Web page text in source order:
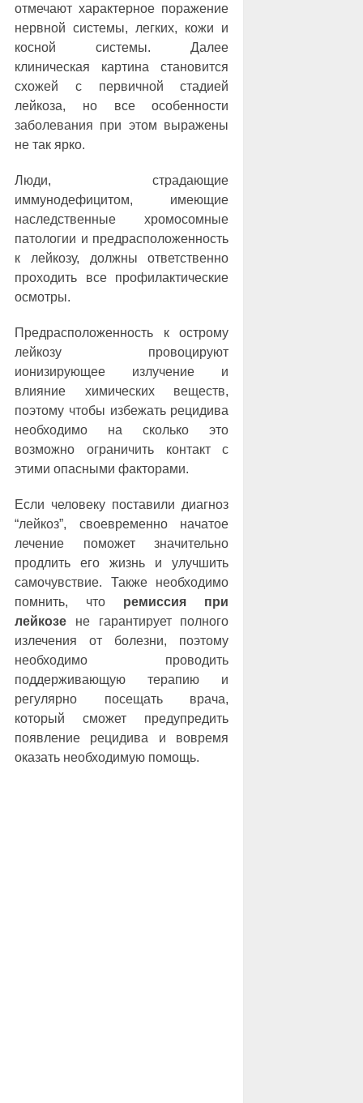
отмечают характерное поражение
нервной системы, легких, кожи и
косной системы. Далее
клиническая картина становится
схожей с первичной стадией
лейкоза, но все особенности
заболевания при этом выражены
не так ярко.
Люди, страдающие
иммунодефицитом, имеющие
наследственные хромосомные
патологии и предрасположенность
к лейкозу, должны ответственно
проходить все профилактические
осмотры.
Предрасположенность к острому
лейкозу провоцируют
ионизирующее излучение и
влияние химических веществ,
поэтому чтобы избежать рецидива
необходимо на сколько это
возможно ограничить контакт с
этими опасными факторами.
Если человеку поставили диагноз
“лейкоз”, своевременно начатое
лечение поможет значительно
продлить его жизнь и улучшить
самочувствие. Также необходимо
помнить, что ремиссия при
лейкозене гарантирует полного
излечения от болезни, поэтому
необходимо проводить
поддерживающую терапию и
регулярно посещать врача,
который сможет предупредить
появление рецидива и вовремя
оказать необходимую помощь.